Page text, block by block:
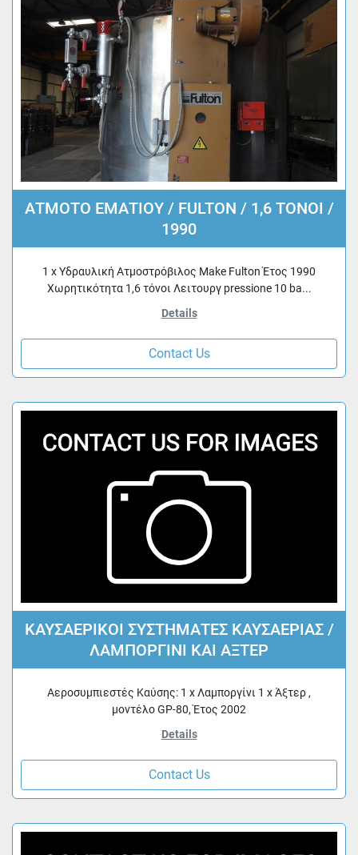
ΑΤΜΟΤΟ ΕΜΑΤΙΟΥ / FULTON / 1,6 ΤΟΝΟΙ /
1990
1 x Υδραυλική Ατμοστρόβιλος Make Fulton Έτος 1990
Χωρητικότητα 1,6 τόνοι Λειτουργ pressione 10 ba...
Details
Contact Us
ΚΑΥΣΑΕΡΙΚΟΙ ΣΥΣΤΗΜΑΤΕΣ ΚΑΥΣΑΕΡΙΑΣ /
ΛΑΜΠΟΡΓΙΝΙ ΚΑΙ ΑΞΤΕΡ
Αεροσυμπιεστές Καύσης: 1 x Λαμποργίνι 1 x Άξτερ ,
μοντέλο GP-80, Έτος 2002
Details
Contact Us